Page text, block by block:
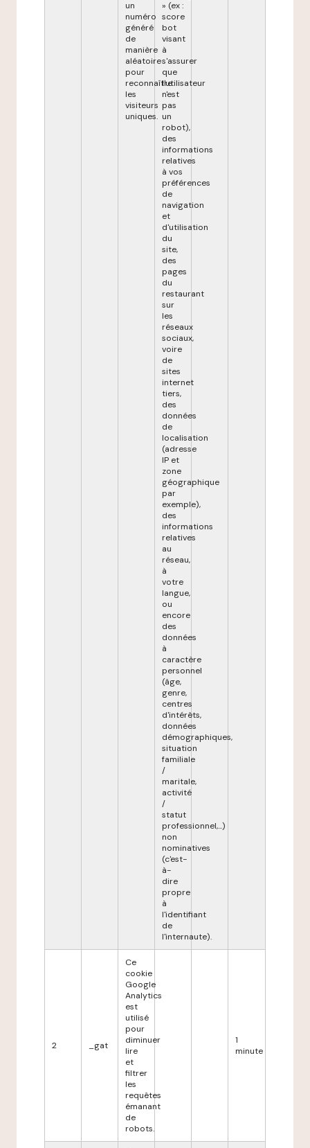
un
numéro
généré
de
manière
aléatoire
pour
reconnaître
les
visiteurs
uniques.
» (ex :
score
bot
visant
à
s'assurer
que
l'utilisateur
n'est
pas
un
robot),
des
informations
relatives
à vos
préférences
de
navigation
et
d'utilisation
du
site,
des
pages
du
restaurant
sur
les
réseaux
sociaux,
voire
de
sites
internet
tiers,
des
données
de
localisation
(adresse
IP et
zone
géographique
par
exemple),
des
informations
relatives
au
réseau,
à
votre
langue,
ou
encore
des
données
à
caractère
personnel
(âge,
genre,
centres
d'intérêts,
données
démographiques,
situation
familiale
/
maritale,
activité
/
statut
professionnel,...)
non
nominatives
(c'est-
à-
dire
propre
à
l'identifiant
de
l'internaute).
2 _gat
Ce
cookie
Google
Analytics
est
utilisé
pour
diminuer
lire
et
filtrer
les
requêtes
émanant
de
robots.
1
minute